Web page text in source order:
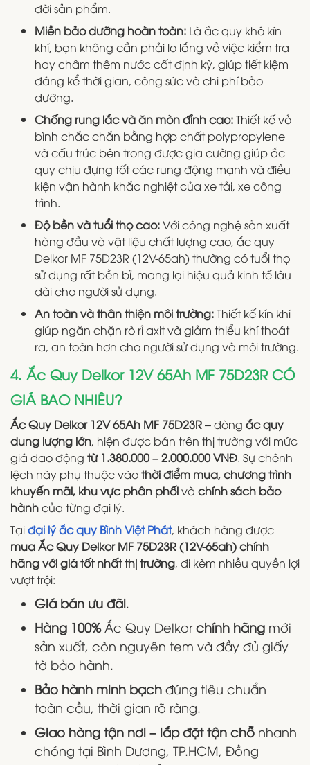
đời sản phẩm.
Miễn bảo dưỡng hoàn toàn: Là ắc quy khô kín
khí, bạn không cần phải lo lắng về việc kiểm tra
hay châm thêm nước cất định kỳ, giúp tiết kiệm
đáng kể thời gian, công sức và chi phí bảo
dưỡng.
Chống rung lắc và ăn mòn đỉnh cao:Thiết kế vỏ
bình chắc chắn bằng hợp chất polypropylene
và cấu trúc bên trong được gia cường giúp ắc
quy chịu đựng tốt các rung động mạnh và điều
kiện vận hành khắc nghiệt của xe tải, xe công
trình.
Độ bền và tuổi thọ cao:Với công nghệ sản xuất
hàng đầu và vật liệu chất lượng cao, ắc quy
Delkor MF 75D23R (12V-65ah) thường có tuổi thọ
sử dụng rất bền bỉ, mang lại hiệu quả kinh tế lâu
dài cho người sử dụng.
An toàn và thân thiện môi trường:Thiết kế kín khí
giúp ngăn chặn rò rỉ axit và giảm thiểu khí thoát
ra, an toàn hơn cho người sử dụng và môi trường.
4. Ắc Quy Delkor 12V 65Ah MF 75D23R CÓ
GIÁ BAO NHIÊU?
Ắc Quy Delkor 12V 65Ah MF 75D23R– dòng ắc quy
dung lượng lớn, hiện được bán trên thị trường với mức
giá dao động từ 1.380.000 – 2.000.000 VNĐ. Sự chênh
lệch này phụ thuộc vàothời điểm mua, chương trình
khuyến mãi, khu vực phân phốivà chính sách bảo
hànhcủa từng đại lý.
Tạiđại lý ắc quy Bình Việt Phát, khách hàng được
mua Ắc Quy Delkor MF 75D23R (12V-65ah) chính
hãng với giá tốt nhất thị trường, đi kèm nhiều quyền lợi
vượt trội:
Giá bán ưu đãi.
Hàng 100%Ắc Quy Delkorchính hãng mới
sản xuất, còn nguyên tem và đầy đủ giấy
tờ bảo hành.
Bảo hành minh bạch đúng tiêu chuẩn
toàn cầu, thời gian rõ ràng.
Giao hàng tận nơi – lắp đặt tận chỗ nhanh
chóng tại Bình Dương, TP.HCM, Đồng